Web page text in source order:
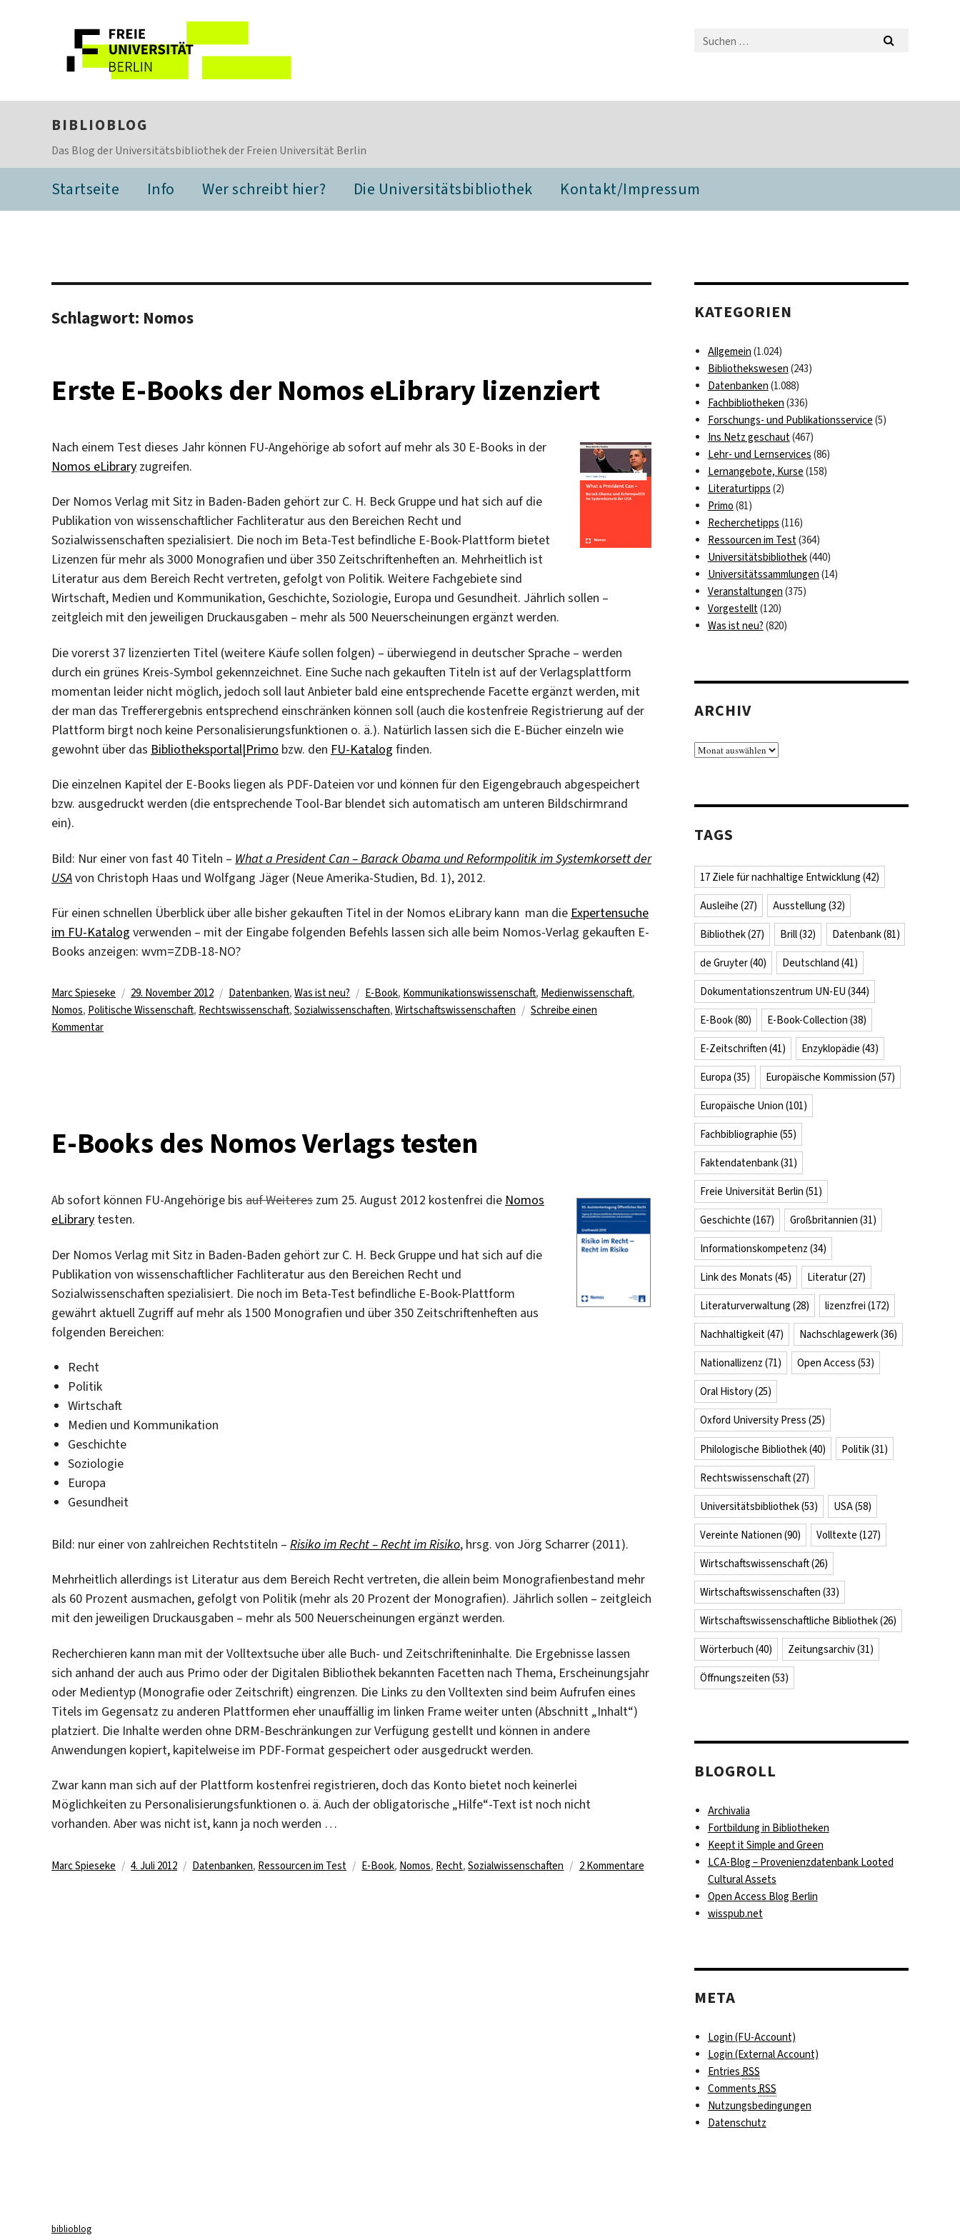
BIBLIOBLOG
Das Blog der Universitätsbibliothek der Freien Universität Berlin
Startseite Info Wer schreibt hier? Die Universitätsbibliothek Kontakt/Impressum
Schlagwort: Nomos
Erste E-Books der Nomos eLibrary lizenziert
Nach einem Test dieses Jahr können FU-Angehörige ab sofort auf mehr als 30 E-Books in der
Nomos eLibrary zugreifen.
Der Nomos Verlag mit Sitz in Baden-Baden gehört zur C. H. Beck Gruppe und hat sich auf die
Publikation von wissenschaftlicher Fachliteratur aus den Bereichen Recht und
Sozialwissenschaften spezialisiert. Die noch im Beta-Test befindliche E-Book-Plattform bietet
Lizenzen für mehr als 3000 Monografien und über 350 Zeitschriftenheften an. Mehrheitlich ist
Literatur aus dem Bereich Recht vertreten, gefolgt von Politik. Weitere Fachgebiete sind
Wirtschaft, Medien und Kommunikation, Geschichte, Soziologie, Europa und Gesundheit. Jährlich sollen –
zeitgleich mit den jeweiligen Druckausgaben – mehr als 500 Neuerscheinungen ergänzt werden.
Die vorerst 37 lizenzierten Titel (weitere Käufe sollen folgen) – überwiegend in deutscher Sprache – werden
durch ein grünes Kreis-Symbol gekennzeichnet. Eine Suche nach gekauften Titeln ist auf der Verlagsplattform
momentan leider nicht möglich, jedoch soll laut Anbieter bald eine entsprechende Facette ergänzt werden, mit
der man das Trefferergebnis entsprechend einschränken können soll (auch die kostenfreie Registrierung auf der
Plattform birgt noch keine Personalisierungsfunktionen o. ä.). Natürlich lassen sich die E-Bücher einzeln wie
gewohnt über das Bibliotheksportal|Primo bzw. den FU-Katalog finden.
Die einzelnen Kapitel der E-Books liegen als PDF-Dateien vor und können für den Eigengebrauch abgespeichert
bzw. ausgedruckt werden (die entsprechende Tool-Bar blendet sich automatisch am unteren Bildschirmrand
ein).
Bild: Nur einer von fast 40 Titeln – What a President Can – Barack Obama und Reformpolitik im Systemkorsett der
USAvon Christoph Haas und Wolfgang Jäger (Neue Amerika-Studien, Bd. 1), 2012.
Für einen schnellen Überblick über alle bisher gekauften Titel in der Nomos eLibrary kann man die Expertensuche
im FU-Katalog verwenden – mit der Eingabe folgenden Befehls lassen sich alle beim Nomos-Verlag gekauften E-
Books anzeigen: wvm=ZDB-18-NO?
Autor
Marc Spieseke
Veröffentlicht
am
29. November 2012 Kategorien
Datenbanken,Was ist neu? Schlagwörter
E-Book, Kommunikationswissenschaft, Medienwissenschaft,
Nomos, Politische Wissenschaft, Rechtswissenschaft, Sozialwissenschaften, Wirtschaftswissenschaften
Schreibe einen
Kommentarzu
eLibrary
lizenziert
E-Books des Nomos Verlags testen
Ab sofort können FU-Angehörige bis auf Weiteres zum 25. August 2012 kostenfrei die Nomos
eLibrary testen.
Der Nomos Verlag mit Sitz in Baden-Baden gehört zur C. H. Beck Gruppe und hat sich auf die
Publikation von wissenschaftlicher Fachliteratur aus den Bereichen Recht und
Sozialwissenschaften spezialisiert. Die noch im Beta-Test befindliche E-Book-Plattform
gewährt aktuell Zugriff auf mehr als 1500 Monografien und über 350 Zeitschriftenheften aus
folgenden Bereichen:
Recht
Politik
Wirtschaft
Medien und Kommunikation
Geschichte
Soziologie
Europa
Gesundheit
Bild: nur einer von zahlreichen Rechtstiteln – Risiko im Recht – Recht im Risiko, hrsg. von Jörg Scharrer (2011).
Mehrheitlich allerdings ist Literatur aus dem Bereich Recht vertreten, die allein beim Monografienbestand mehr
als 60 Prozent ausmachen, gefolgt von Politik (mehr als 20 Prozent der Monografien). Jährlich sollen – zeitgleich
mit den jeweiligen Druckausgaben – mehr als 500 Neuerscheinungen ergänzt werden.
Recherchieren kann man mit der Volltextsuche über alle Buch- und Zeitschrifteninhalte. Die Ergebnisse lassen
sich anhand der auch aus Primo oder der Digitalen Bibliothek bekannten Facetten nach Thema, Erscheinungsjahr
oder Medientyp (Monografie oder Zeitschrift) eingrenzen. Die Links zu den Volltexten sind beim Aufrufen eines
Titels im Gegensatz zu anderen Plattformen eher unauffällig im linken Frame weiter unten (Abschnitt „Inhalt“)
platziert. Die Inhalte werden ohne DRM-Beschränkungen zur Verfügung gestellt und können in andere
Anwendungen kopiert, kapitelweise im PDF-Format gespeichert oder ausgedruckt werden.
Zwar kann man sich auf der Plattform kostenfrei registrieren, doch das Konto bietet noch keinerlei
Möglichkeiten zu Personalisierungsfunktionen o. ä. Auch der obligatorische „Hilfe“-Text ist noch nicht
vorhanden. Aber was nicht ist, kann ja noch werden …
Autor
Marc Spieseke
Veröffentlicht
4. Juli 2012 Kategorien
Datenbanken, Ressourcen im Test Schlagwörter
E-Book, Nomos, Recht,Sozialwissenschaften 2 Kommentarezu
KATEGORIEN
Allgemein (1.024)
Bibliothekswesen (243)
Datenbanken (1.088)
Fachbibliotheken (336)
Forschungs- und Publikationsservice (5)
Ins Netz geschaut(467)
Lehr- und Lernservices (86)
Lernangebote, Kurse (158)
Literaturtipps (2)
Primo (81)
Recherchetipps (116)
Ressourcen im Test(364)
Universitätsbibliothek(440)
Universitätssammlungen (14)
Veranstaltungen (375)
Vorgestellt(120)
Was ist neu? (820)
ARCHIV
Archiv
TAGS
17 Ziele für nachhaltige Entwicklung (42)
Ausleihe (27) Ausstellung (32)
Bibliothek(27) Brill(32) Datenbank(81)
de Gruyter(40) Deutschland (41)
Dokumentationszentrum UN-EU (344)
E-Book(80) E-Book-Collection (38)
E-Zeitschriften (41) Enzyklopädie (43)
Europa (35) Europäische Kommission (57)
Europäische Union (101)
Fachbibliographie (55)
Faktendatenbank(31)
Freie Universität Berlin (51)
Geschichte (167) Großbritannien (31)
Informationskompetenz (34)
Link des Monats (45) Literatur(27)
Literaturverwaltung (28) lizenzfrei (172)
Nachhaltigkeit(47) Nachschlagewerk(36)
Nationallizenz (71) Open Access (53)
Oral History(25)
Oxford University Press (25)
Philologische Bibliothek(40) Politik(31)
Rechtswissenschaft(27)
Universitätsbibliothek(53) USA(58)
Vereinte Nationen (90) Volltexte (127)
Wirtschaftswissenschaft(26)
Wirtschaftswissenschaften (33)
Wirtschaftswissenschaftliche Bibliothek(26)
Wörterbuch (40) Zeitungsarchiv(31)
Öffnungszeiten (53)
BLOGROLL
Archivalia
Fortbildung in Bibliotheken
Keept it Simple and Green
LCA-Blog – Provenienzdatenbank Looted
Cultural Assets
Open Access Blog Berlin
wisspub.net
META
Login (FU-Account)
Login (External Account)
EntriesRSS
CommentsRSS
Nutzungsbedingungen
Datenschutz
biblioblog